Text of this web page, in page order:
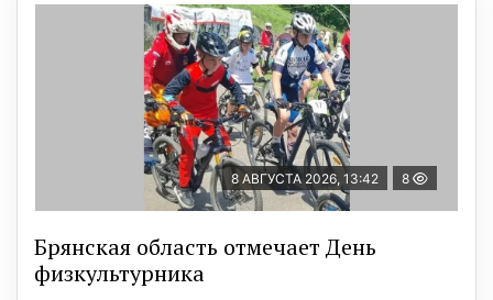
8 АВГУСТА 2026, 13:42 8
Брянская область отмечает День
физкультурника